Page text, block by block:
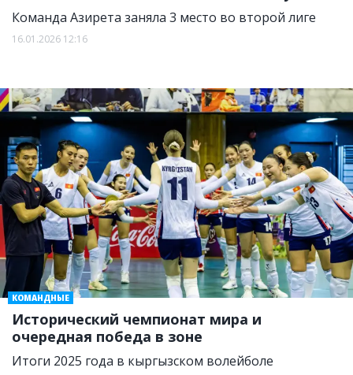
Команда Азирета заняла 3 место во второй лиге
16.01.2026 12:16
Исторический чемпионат мира и
очередная победа в зоне
Итоги 2025 года в кыргызском волейболе
КОМАНДНЫЕ